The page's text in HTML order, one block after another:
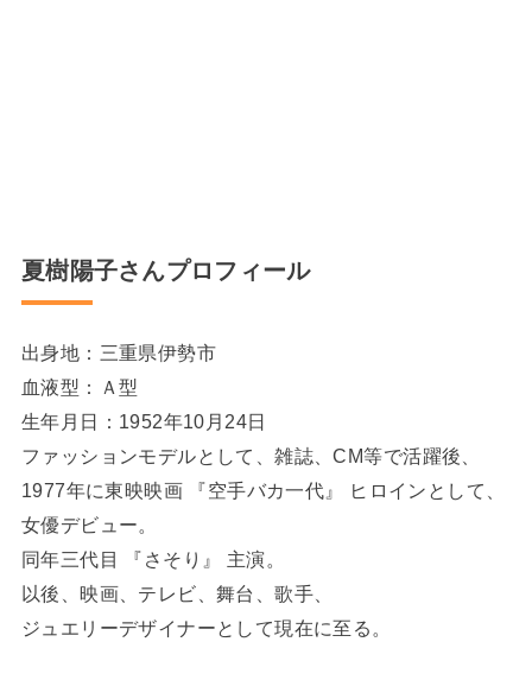
夏樹陽子さんプロフィール
出身地：三重県伊勢市
血液型：Ａ型
生年月日：1952年10月24日
ファッションモデルとして、雑誌、CM等で活躍後、
1977年に東映映画 『空手バカ一代』 ヒロインとして、
女優デビュー。
同年三代目 『さそり』 主演。
以後、映画、テレビ、舞台、歌手、
ジュエリーデザイナーとして現在に至る。